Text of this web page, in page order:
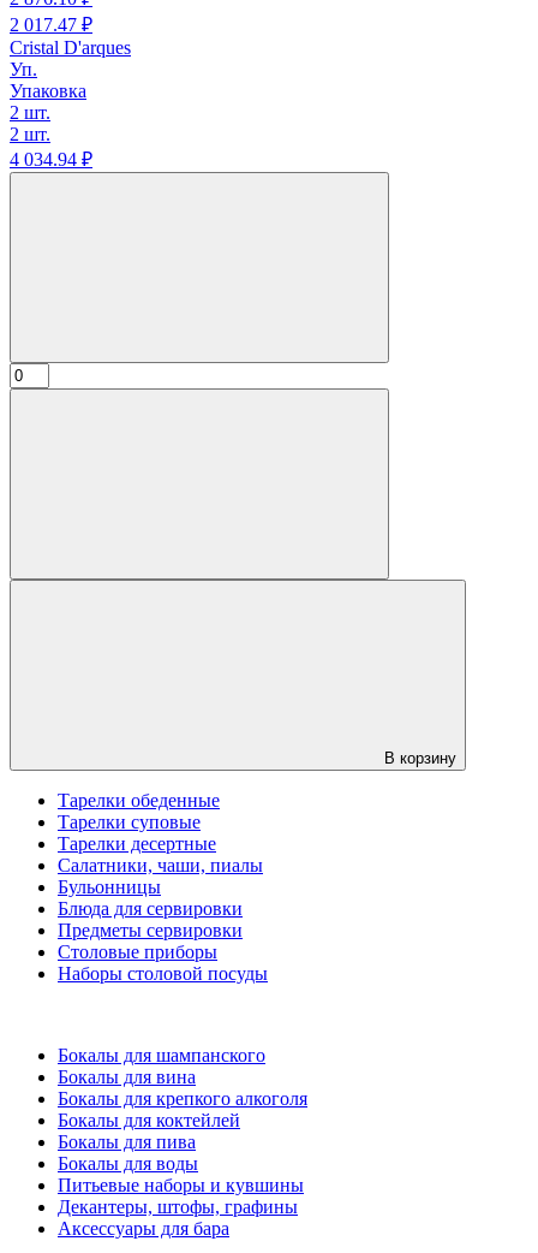
2 017.47 ₽
Cristal D'arques
Уп.
Упаковка
2 шт.
2 шт.
4 034.94 ₽
В корзину
Тарелки обеденные
Тарелки суповые
Тарелки десертные
Салатники, чаши, пиалы
Бульонницы
Блюда для сервировки
Предметы сервировки
Столовые приборы
Наборы столовой посуды
Бокалы для шампанского
Бокалы для вина
Бокалы для крепкого алкоголя
Бокалы для коктейлей
Бокалы для пива
Бокалы для воды
Питьевые наборы и кувшины
Декантеры, штофы, графины
Аксессуары для бара